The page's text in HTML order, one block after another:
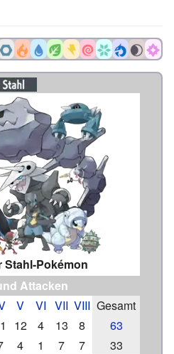
Stahl-Pokémon
Attacken
V VI VII VIII Gesamt
12 4 13 8
63
4 1 7 7
33